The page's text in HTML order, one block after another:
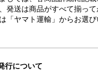
発送は商品がすべて揃って
「ヤマト運輸」からお選び
行について